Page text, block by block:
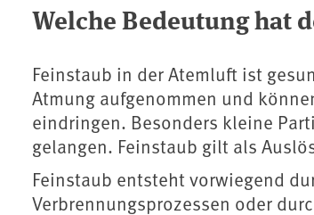
Welche Bedeutung hat
Feinstaub in der Atemluft ist
Atmung aufgenommen und
eindringen. Besonders kleine
gelangen. Feinstaub gilt als
Feinstaub entsteht vorwiegend
Verbrennungsprozessen oder